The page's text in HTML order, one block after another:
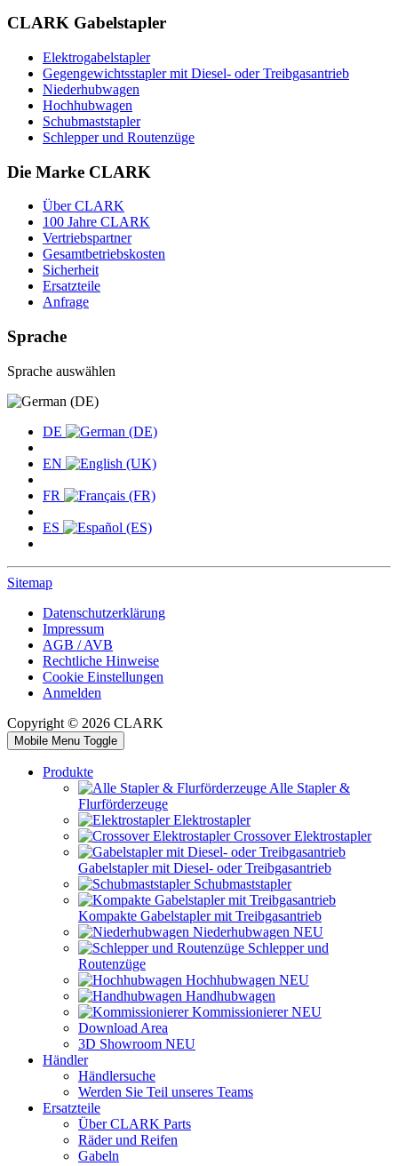
CLARK Gabelstapler
Elektrogabelstapler
Gegengewichtsstapler mit Diesel- oder Treibgasantrieb
Niederhubwagen
Hochhubwagen
Schubmaststapler
Schlepper und Routenzüge
Die Marke CLARK
Über CLARK
100 Jahre CLARK
Vertriebspartner
Gesamtbetriebskosten
Sicherheit
Ersatzteile
Anfrage
Sprache
Sprache auswählen
DE
EN
FR
ES
Sitemap
Datenschutzerklärung
Impressum
AGB / AVB
Rechtliche Hinweise
Cookie Einstellungen
Anmelden
Copyright © 2026 CLARK
Mobile Menu Toggle
Produkte
Alle Stapler &
Flurförderzeuge
Elektrostapler
Crossover Elektrostapler
Gabelstapler mit Diesel- oder Treibgasantrieb
Schubmaststapler
Kompakte Gabelstapler mit Treibgasantrieb
Niederhubwagen NEU
Schlepper und
Routenzüge
Hochhubwagen NEU
Handhubwagen
Kommissionierer NEU
Download Area
3D Showroom NEU
Händler
Händlersuche
Werden Sie Teil unseres Teams
Ersatzteile
Über CLARK Parts
Räder und Reifen
Gabeln